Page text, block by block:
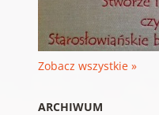
Zobacz wszystkie »
ARCHIWUM